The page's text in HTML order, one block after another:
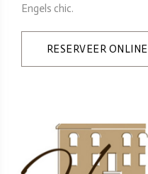
Engels chic.
RESERVEER ONLINE